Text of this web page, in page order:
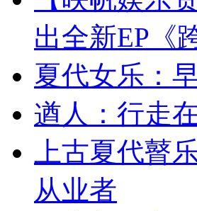
出全新EP《
夏代女乐：
遒人：行走
上古夏代瞽
从业者